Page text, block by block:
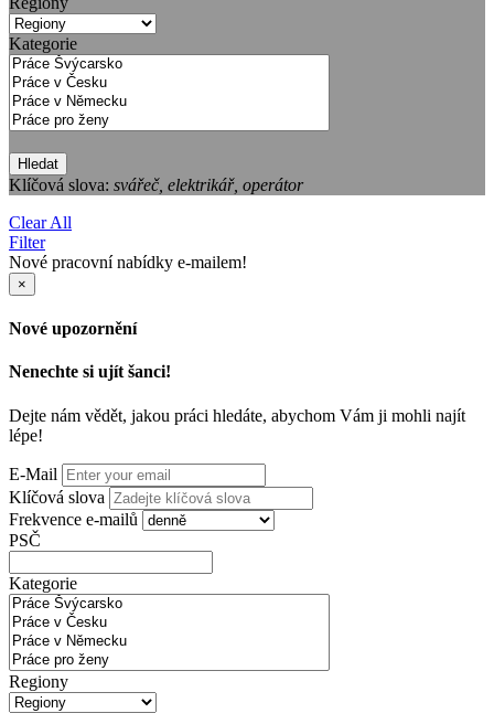
Kategorie
Hledat
Klíčová slova: svářeč, elektrikář, operátor
Clear All
Filter
Nové pracovní nabídky e-mailem!
×
Nové upozornění
Nenechte si ujít šanci!
Dejte nám vědět, jakou práci hledáte, abychom Vám ji mohli najít
lépe!
E-Mail
Klíčová slova
Frekvence e-mailů
PSČ
Kategorie
Regiony